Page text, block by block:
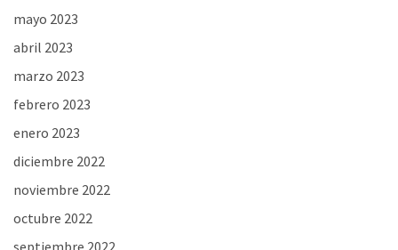
mayo 2023
abril 2023
marzo 2023
febrero 2023
enero 2023
diciembre 2022
noviembre 2022
octubre 2022
septiembre 2022